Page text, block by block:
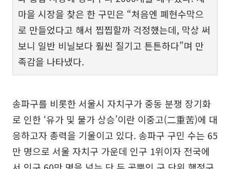
마을 시장을 찾은 한 구민은 “처음엔 폐현수막으
로 만들었다고 해서 찝찝할까 걱정했는데, 막상 써
보니 일반 비닐보다 훨씬 질기고 튼튼하다”며 만
족감을 나타냈다.
송파구를 비롯한 서울시 자치구가 중동 분쟁 장기화
로 인한 ‘유가 및 물가 상승’이란 이중고(二重苦)에 대
응하고자 총력을 기울이고 있다. 송파구 구민 수는 65
만 명으로 서울 자치구 가운데 인구 1위이자 전국에